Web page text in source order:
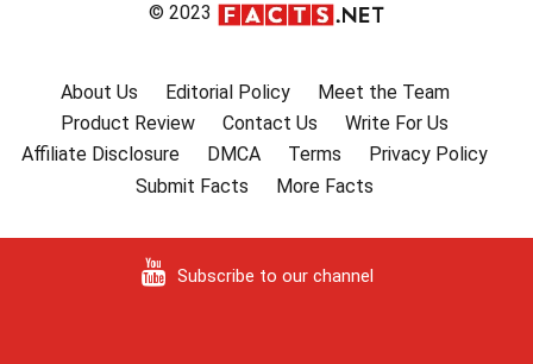
© 2023
About Us Editorial Policy
Meet the Team
Product Review
Contact Us
Write For Us
Affiliate Disclosure
DMCA Terms
Privacy Policy
Submit Facts
More Facts
Subscribe to our channel